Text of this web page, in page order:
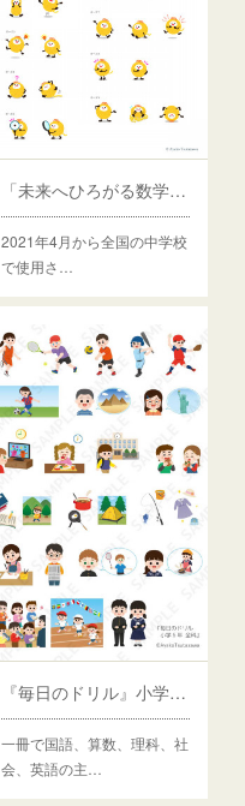
「未来へひろがる数学１〜３」キャラクター
2021年4月から全国の中学校
で使用さ…
『毎日のドリル』小学5・6年 全科
一冊で国語、算数、理科、社
会、英語の主…